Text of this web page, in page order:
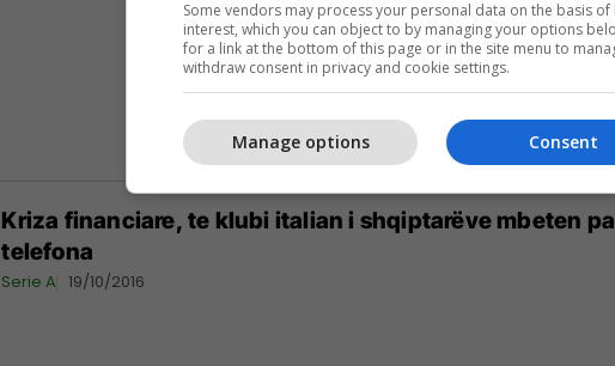
Kriza financiare, te klubi italian i shqiptarëve mbeten pa
telefona
Serie A 19/10/2016
Some vendors may process your personal data on the basis of
interest, which you can object to by managing your options
for a link at the bottom of this page or in the site menu to
withdraw consent in privacy and cookie settings.
Consent
Manage options